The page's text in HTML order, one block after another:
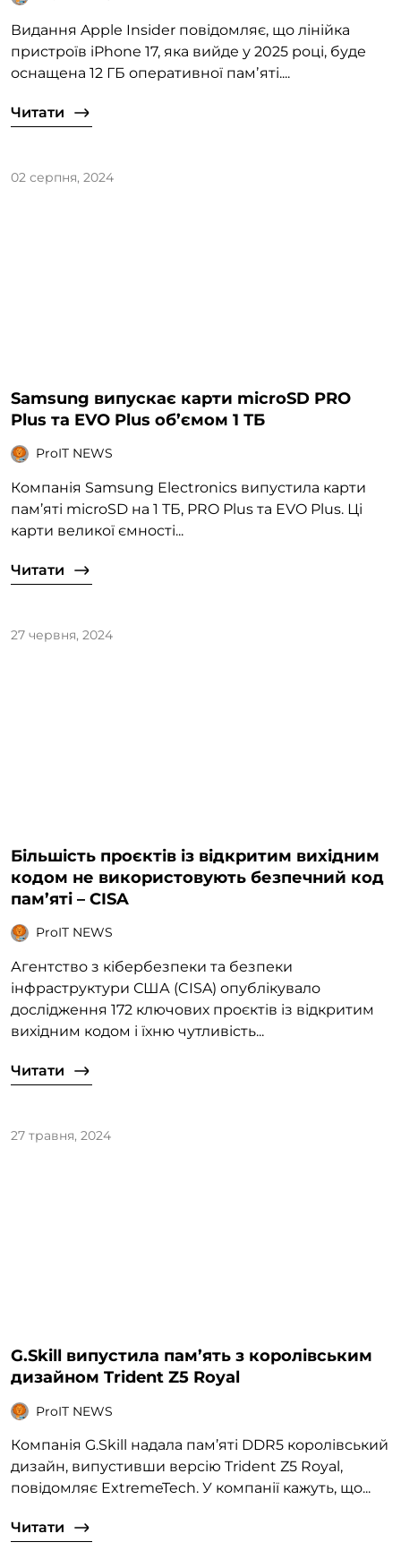
Видання Apple Insider повідомляє, що лінійка
пристроїв iPhone 17, яка вийде у 2025 році, буде
оснащена 12 ГБ оперативної памʼяті....
Читати
02 серпня, 2024
Samsung випускає карти microSD PRO
Plus та EVO Plus об’ємом 1 ТБ
ProIT NEWS
Компанія Samsung Electronics випустила карти
пам’яті microSD на 1 ТБ, PRO Plus та EVO Plus. Ці
карти великої ємності...
Читати
27 червня, 2024
Більшість проєктів із відкритим вихідним
кодом не використовують безпечний код
пам’яті – CISA
ProIT NEWS
Агентство з кібербезпеки та безпеки
інфраструктури США (CISA) опублікувало
дослідження 172 ключових проєктів із відкритим
вихідним кодом і їхню чутливість...
Читати
27 травня, 2024
G.Skill випустила пам’ять з королівським
дизайном Trident Z5 Royal
ProIT NEWS
Компанія G.Skill надала пам’яті DDR5 королівський
дизайн, випустивши версію Trident Z5 Royal,
повідомляє ExtremeTech. У компанії кажуть, що...
Читати